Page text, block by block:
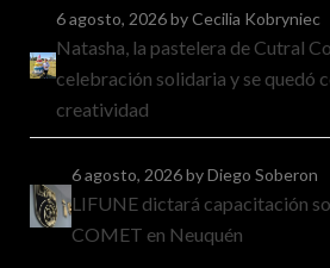
6 agosto, 2026by Cecilia Kobryniec
Natasha, la pastelera de Cutral
celebración solidaria y se quedó
creatividad
6 agosto, 2026by Diego Soberon
LIFUNE dictará capacitación
COMET en Neuquén